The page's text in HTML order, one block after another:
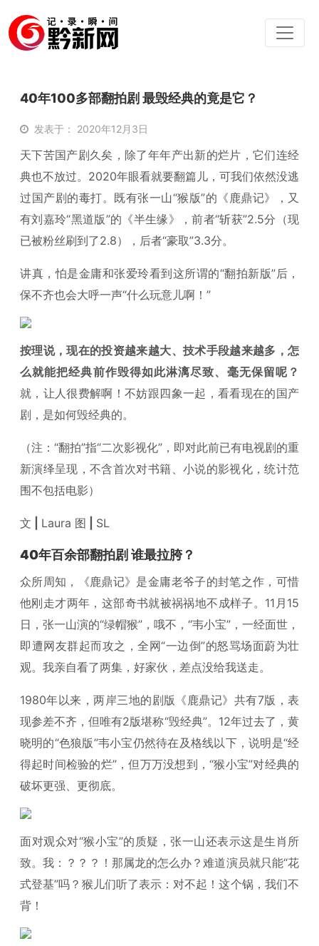
40年100多部翻拍剧 最毁经典的竟是它？
发表于： 2020年12月3日
天下苦国产剧久矣，除了年年产出新的烂片，它们连经
典也不放过。2020年眼看就要翻篇儿，可我们依然没逃
过国产剧的毒打。既有张一山“猴版”的《鹿鼎记》，又
有刘嘉玲“黑道版”的《半生缘》，前者“斩获”2.5分（现
已被粉丝刷到了2.8），后者“豪取”3.3分。
讲真，怕是金庸和张爱玲看到这所谓的“翻拍新版”后，
保不齐也会大呼一声“什么玩意儿啊！”
按理说，现在的投资越来越大、技术手段越来越多，怎
么就能把经典前作毁得如此淋漓尽致、毫无保留呢？
就，让人很费解啊！不妨跟四象一起，看看现在的国产
剧，是如何毁经典的。
（注：“翻拍”指“二次影视化”，即对此前已有电视剧的重
新演绎呈现，不含首次对书籍、小说的影视化，统计范
围不包括电影）
文 Laura 图 SL
40年百余部翻拍剧 谁最拉胯？
众所周知，《鹿鼎记》是金庸老爷子的封笔之作，可惜
他刚走才两年，这部奇书就被祸祸地不成样子。11月15
日，张一山演的“绿帽猴”，哦不，“韦小宝”，一经面世，
即遭网友群起而攻之，全网“一边倒”的怒骂场面蔚为壮
观。我亲自看了两集，好家伙，差点没给我送走。
1980年以来，两岸三地的剧版《鹿鼎记》共有7版，表
现参差不齐，但唯有2版堪称“毁经典”。12年过去了，黄
晓明的“色狼版”韦小宝仍然待在及格线以下，说明是“经
得起时间检验的烂”，但万万没想到，“猴小宝”对经典的
破坏更强、更彻底。
面对观众对“猴小宝”的质疑，张一山还表示这是生肖所
致。我：？？？！那属龙的怎么办？难道演员就只能“花
式登基”吗？猴儿们听了表示：对不起！这个锅，我们不
背！